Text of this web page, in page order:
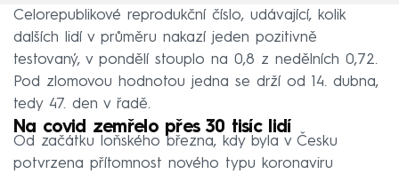
Celorepublikové reprodukční číslo, udávající, kolik
dalších lidí v průměru nakazí jeden pozitivně
testovaný, v pondělí stouplo na 0,8 z nedělních 0,72.
Pod zlomovou hodnotou jedna se drží od 14. dubna,
tedy 47. den v řadě.
Na covid zemřelo přes 30 tisíc lidí
Od začátku loňského března, kdy byla v Česku
potvrzena přítomnost nového typu koronaviru